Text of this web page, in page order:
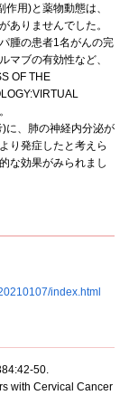
用)と薬物動態は、
ありませんでした。
腫の患者1名がんの完
マブの有効性など、
OF THE
に、肺の神経内分泌が
り発症したと考えら
な効果がみられまし
index.html
50.
with Cervical Cancer